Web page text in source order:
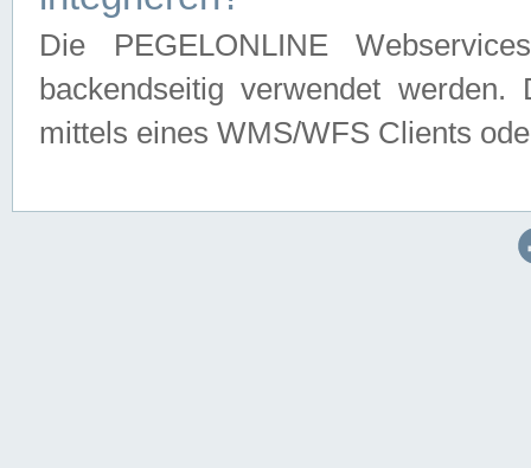
Die PEGELONLINE
backendseitig verwendet
mittels eines WMS/WFS Clients